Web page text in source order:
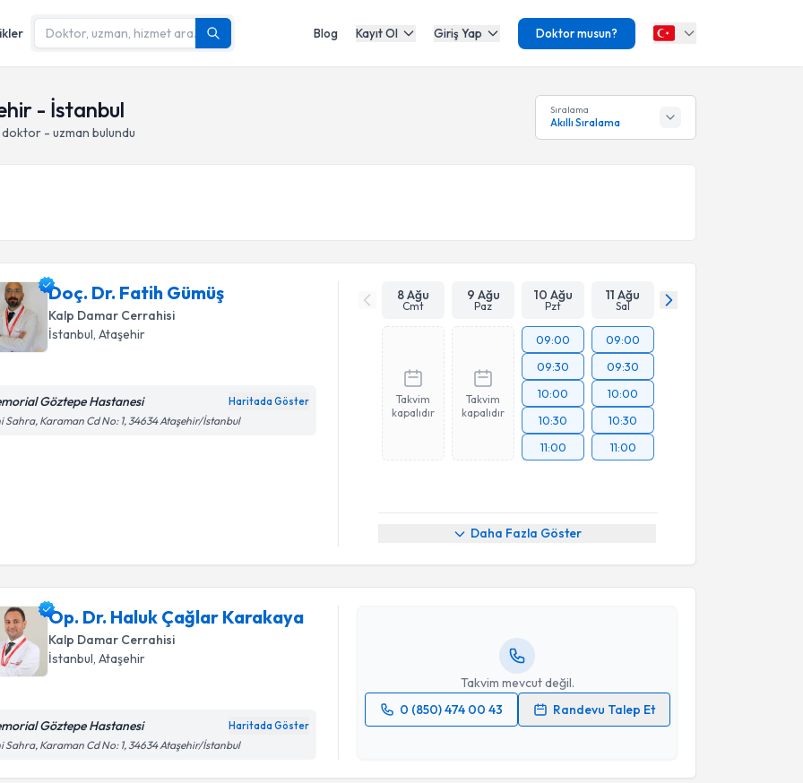
Blog Kayıt Ol Giriş Yap Doktor musun?
- İstanbul
- uzman bulundu
Sıralama
Akıllı Sıralama
Doç. Dr. Fatih Gümüş
Kalp Damar Cerrahisi
İstanbul, Ataşehir
Göztepe Hastanesi Haritada Göster
Sahra, Karaman Cd No: 1, 34634 Ataşehir/İstanbul
8 Ağu
Cmt
9 Ağu
Paz
10 Ağu
Pzt
11 Ağu
Sal
Takvim
kapalıdır
Takvim
kapalıdır
09:00
09:30
10:00
10:30
11:00
09:00
09:30
10:00
10:30
11:00
Daha Fazla Göster
Op. Dr. Haluk Çağlar Karakaya
Kalp Damar Cerrahisi
İstanbul , Ataşehir
Göztepe Hastanesi Haritada Göster
Sahra, Karaman Cd No: 1, 34634 Ataşehir/İstanbul
Takvim mevcut değil.
0 (850) 474 00 43
Randevu Talep Et
Randevu Takvimi Talebi